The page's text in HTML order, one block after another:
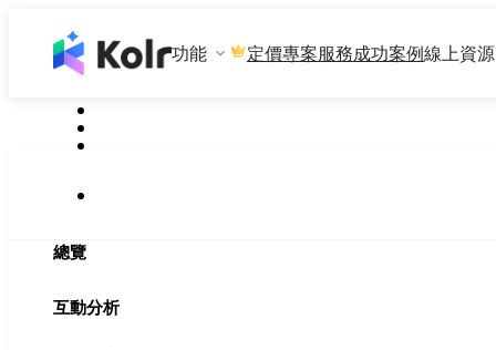
功能 定價專案服務成功案例線上資源
總覽
互動分析